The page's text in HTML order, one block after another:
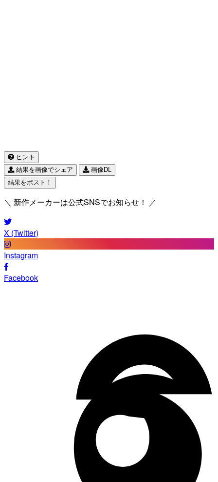
ヒント
結果を画像でシェア
画像DL
結果をポスト！
＼ 新作メーカーは公式SNSでお知らせ！ ／
X (Twitter)
Instagram
Facebook